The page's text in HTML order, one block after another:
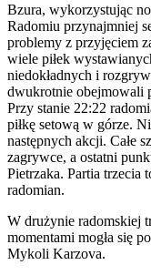
Bzura, wykorzystując
Radomiu przynajmniej
problemy z przyjęciem
wiele piłek
niedokładnych i
dwukrotnie obejmowali
Przy stanie 22:22
piłkę setową w górze.
następnych akcji. Całe
zagrywce, a ostatni
Pietrzaka. Partia trzecia
radomian.
W drużynie radomskiej
momentami mogła się
Mykoli Karzova.